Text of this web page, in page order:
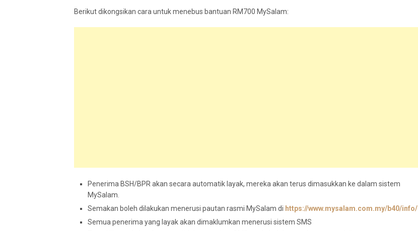
Berikut dikongsikan cara untuk menebus bantuan RM700 MySalam:
Penerima BSH/BPR akan secara automatik layak, mereka akan terus dimasukkan ke dalam sistem
MySalam.
Semakan boleh dilakukan menerusi pautan rasmi MySalam di https://www.mysalam.com.my/b40/info/
Semua penerima yang layak akan dimaklumkan menerusi sistem SMS